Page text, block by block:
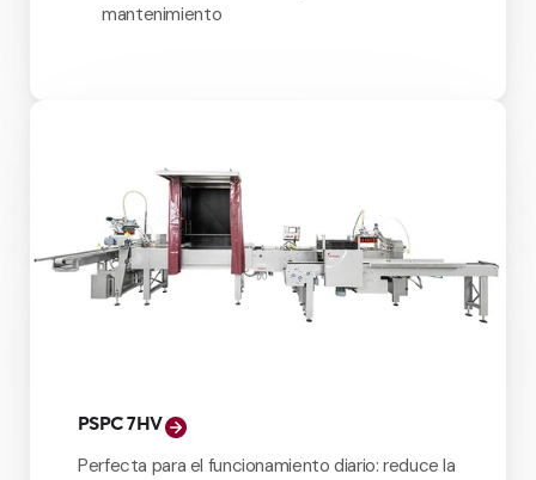
mantenimiento
PSPC 7HV
Perfecta para el funcionamiento diario: reduce la